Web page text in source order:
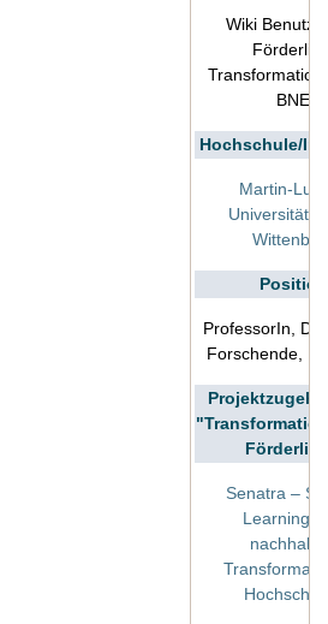
Wiki
BNE
Hochschule/
Martin-
Universität
Position
ProfessorIn,
Forschende,
Senatra –
Learning